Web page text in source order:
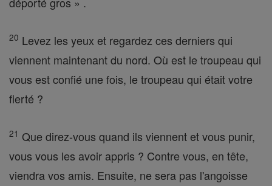
20 Levez les yeux et regardez ces derniers qui
viennent maintenant du nord. Où est le troupeau qui
vous est confié une fois, le troupeau qui était votre
fierté ?
21 Que direz-vous quand ils viennent et vous punir,
vous vous les avoir appris ? Contre vous, en tête,
viendra vos amis. Ensuite, ne sera pas l'angoisse